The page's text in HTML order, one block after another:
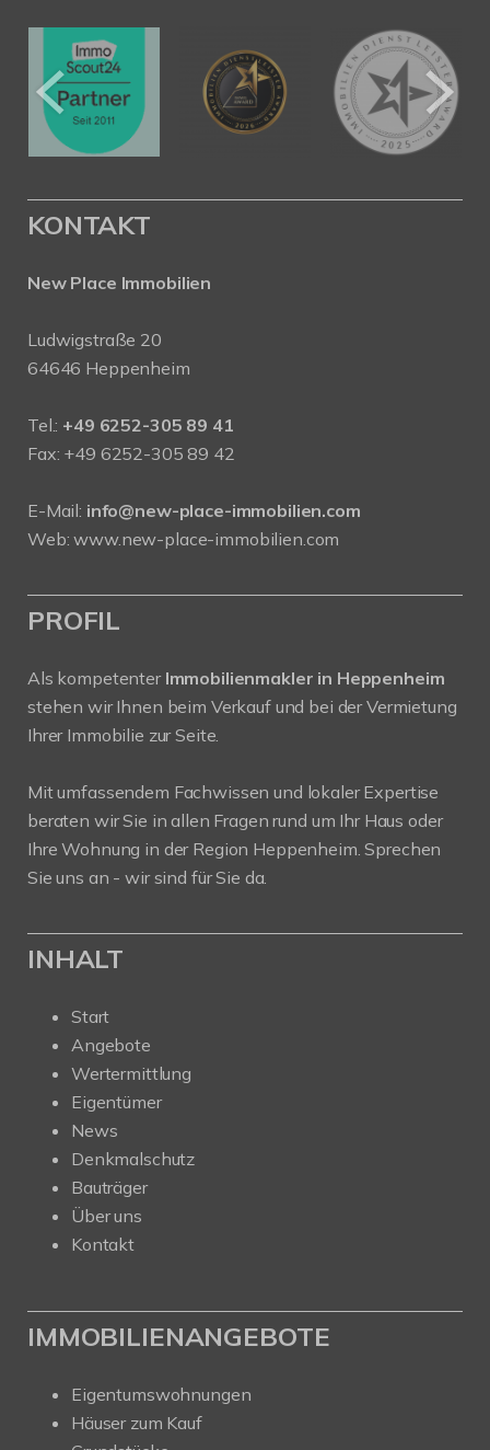
KONTAKT
New Place Immobilien
Ludwigstraße 20
64646 Heppenheim
Tel.: +49 6252-305 89 41
Fax: +49 6252-305 89 42
E-Mail: info@new-place-immobilien.com
Web:www.new-place-immobilien.com
PROFIL
Als kompetenter Immobilienmakler in Heppenheim
stehen wir Ihnen beim Verkauf und bei der Vermietung
Ihrer Immobilie zur Seite.
Mit umfassendem Fachwissen und lokaler Expertise
beraten wir Sie in allen Fragen rund um Ihr Haus oder
Ihre Wohnung in der Region Heppenheim. Sprechen
Sie uns an - wir sind für Sie da.
INHALT
Start
Angebote
Wertermittlung
Eigentümer
News
Denkmalschutz
Bauträger
Über uns
Kontakt
IMMOBILIENANGEBOTE
Eigentumswohnungen
Häuser zum Kauf